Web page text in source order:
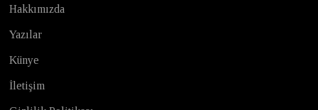
Hakkımızda
Yazılar
Künye
İletişim